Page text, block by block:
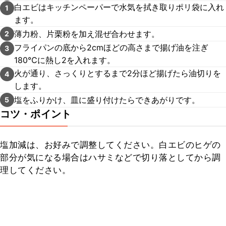
1
白エビはキッチンペーパーで水気を拭き取りポリ袋に入れ
ます。
2 薄力粉、片栗粉を加え混ぜ合わせます。
3
フライパンの底から2cmほどの高さまで揚げ油を注ぎ
180℃に熱し2を入れます。
4
火が通り、さっくりとするまで2分ほど揚げたら油切りを
します。
5 塩をふりかけ、皿に盛り付けたらできあがりです。
コツ・ポイント
塩加減は、お好みで調整してください。白エビのヒゲの
部分が気になる場合はハサミなどで切り落としてから調
理してください。